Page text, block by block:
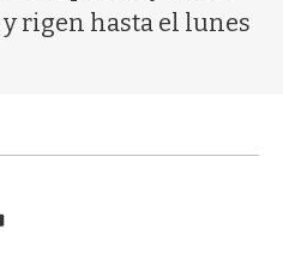
rigen hasta el lunes